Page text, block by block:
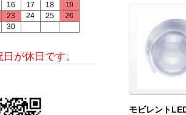
モビレント
16 17 18
19
23 24 25
26
30
が休日です。